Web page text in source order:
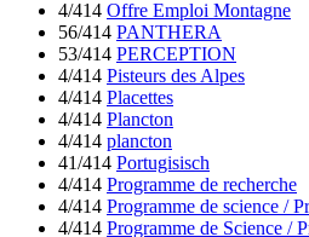
4/414 Offre Emploi Montagne
56/414 PANTHERA
53/414 PERCEPTION
4/414 Pisteurs des Alpes
4/414 Placettes
4/414 Plancton
4/414 plancton
41/414 Portugisisch
4/414 Programme de recherche
4/414 Programme de science /
4/414 Programme de Science /